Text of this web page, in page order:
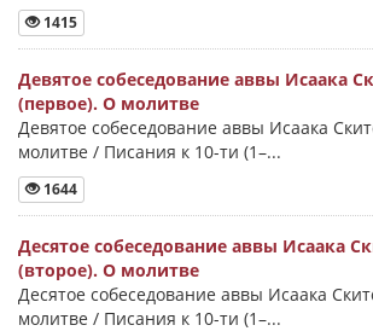
1415
Девятое собеседование аввы Исаака
(первое). О молитве
Девятое собеседование аввы Исаака
молитве / Писания к 10-ти (1–...
1644
Десятое собеседование аввы Исаака
(второе). О молитве
Десятое собеседование аввы Исаака
молитве / Писания к 10-ти (1–...